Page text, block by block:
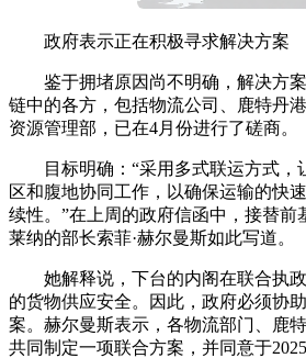
政府表示正在积极寻求解决方案
鉴于拥堵原因尚不明确，解决方案
链中的各方，包括物流公司、鹿特丹
资源管理部，已在4月份进行了磋商。
目标明确：“采用多式联运方式，
区和腹地协同工作，以确保运输的快
续性。”在上周的政府信函中，接替前
莱纳的部长索菲·赫尔曼斯如此写道。
她解释说，下台的内阁在联合执政
的货物供应安全。因此，政府必须协
案。赫尔曼斯表示，各物流部门、鹿
共同制定一项联合方案，并同意于